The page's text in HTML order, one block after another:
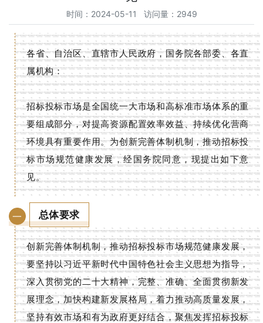
时间：2024-05-11 访问量：2949
各省、自治区、直辖市人民政府，国务院各部委、各直
属机构：
招标投标市场是全国统一大市场和高标准市场体系的重
要组成部分，对提高资源配置效率效益、持续优化营商
环境具有重要作用。为创新完善体制机制，推动招标投
标市场规范健康发展，经国务院同意，现提出如下意
见。
一 总体要求
创新完善体制机制，推动招标投标市场规范健康发展，
要坚持以习近平新时代中国特色社会主义思想为指导，
深入贯彻党的二十大精神，完整、准确、全面贯彻新发
展理念，加快构建新发展格局，着力推动高质量发展，
坚持有效市场和有为政府更好结合，聚焦发挥招标投标